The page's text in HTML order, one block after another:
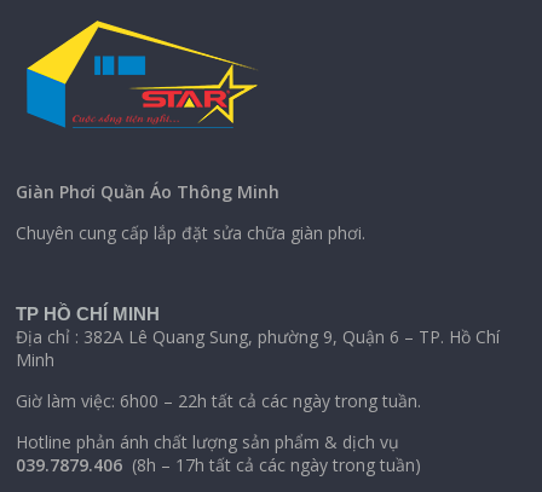
Giàn Phơi Quần Áo Thông Minh
Chuyên cung cấp lắp đặt sửa chữa giàn phơi.
TP HỒ CHÍ MINH
Địa chỉ : 382A Lê Quang Sung, phường 9, Quận 6 – TP. Hồ Chí
Minh
Giờ làm việc: 6h00 – 22h tất cả các ngày trong tuần.
Hotline phản ánh chất lượng sản phẩm & dịch vụ
039.7879.406 (8h – 17h tất cả các ngày trong tuần)